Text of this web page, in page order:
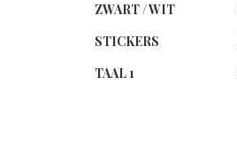
ZWART / WIT
STICKERS
TAAL 1